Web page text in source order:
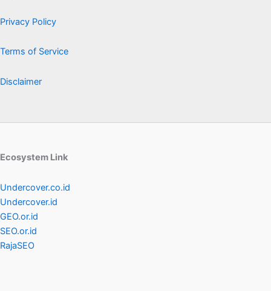
Privacy Policy
Terms of Service
Disclaimer
Ecosystem Link
Undercover.co.id
Undercover.id
GEO.or.id
SEO.or.id
RajaSEO